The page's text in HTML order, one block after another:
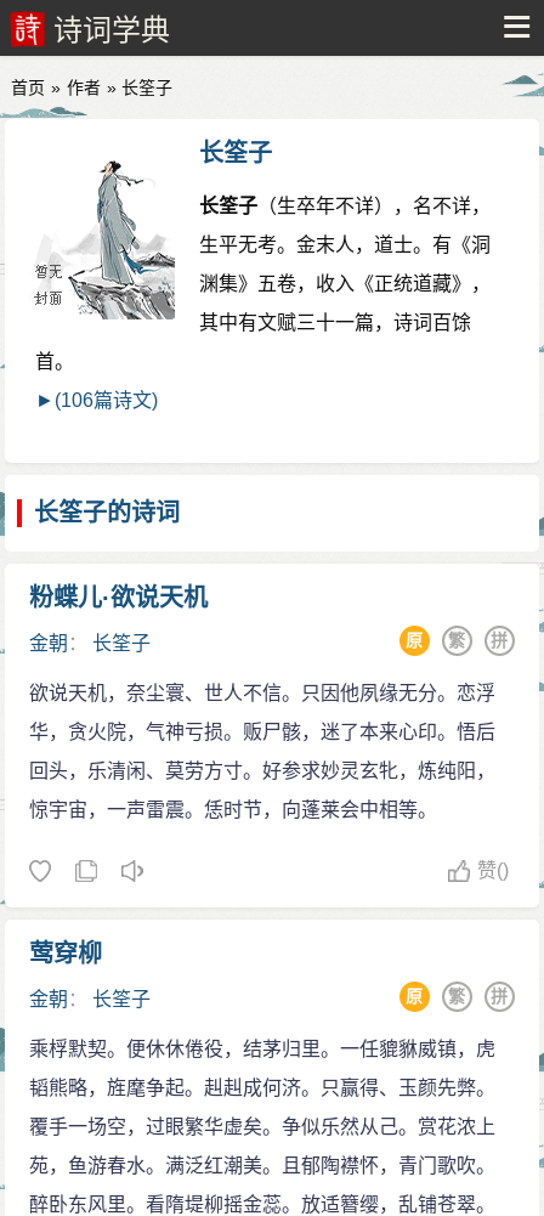
诗词学典
首页 » 作者 » 长筌子
长筌子
长筌子 （生卒年不详），名不详，
生平无考。金末人，道士。有《洞
渊集》五卷，收入《正统道藏》，
其中有文赋三十一篇，诗词百馀
首。
►(106篇诗文)
长筌子的诗词
粉蝶儿·欲说天机
金朝 ：长筌子 拼
繁
原
欲说天机，奈尘寰、世人不信。只因他夙缘无分。恋浮
华，贪火院，气神亏损。贩尸骸，迷了本来心印。悟后
回头，乐清闲、莫劳方寸。好参求妙灵玄牝，炼纯阳，
惊宇宙，一声雷震。恁时节，向蓬莱会中相等。
赞()
莺穿柳
金朝 ：长筌子 拼
繁
原
乘桴默契。便休休倦役，结茅归里。一任貔貅威镇，虎
韬熊略，旌麾争起。赳赳成何济。只赢得、玉颜先弊。
覆手一场空，过眼繁华虚矣。争似乐然从己。赏花浓上
苑，鱼游春水。满泛红潮美。且郁陶襟怀，青门歌吹。
醉卧东风里。看隋堤柳摇金蕊。放适簪缨，乱铺苍翠。